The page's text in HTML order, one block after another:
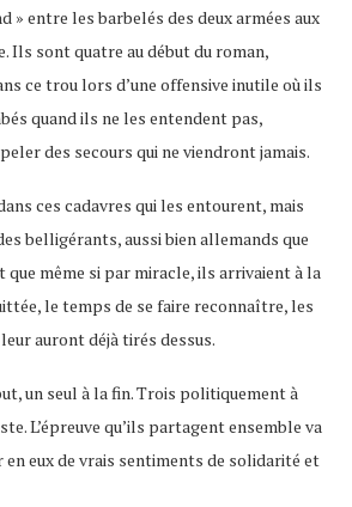
» entre les barbelés des deux armées aux
Ils sont quatre au début du roman,
ce trou lors d’une offensive inutile où ils
quand ils ne les entendent pas,
des secours qui ne viendront jamais.
ces cadavres qui les entourent, mais
belligérants, aussi bien allemands que
que même si par miracle, ils arrivaient à la
le temps de se faire reconnaître, les
auront déjà tirés dessus.
un seul à la fin. Trois politiquement à
L’épreuve qu’ils partagent ensemble va
eux de vrais sentiments de solidarité et